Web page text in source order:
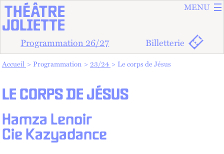
ALLER
ALLER
MENU
Programmation 26/27 Billetterie
Vous êtes dans :
Accueil Programmation 23/24 Le corps de Jésus
LE CORPS DE JÉSUS
Hamza Lenoir
Cie Kazyadance